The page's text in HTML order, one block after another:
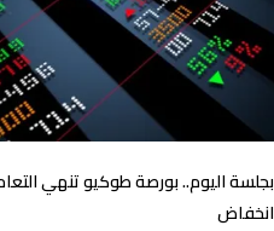
بجلسة اليوم.. بورصة طوكيو تنهي
انخفاض